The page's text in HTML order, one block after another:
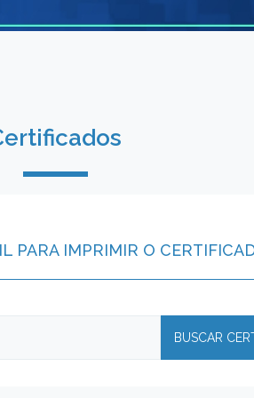
PARA IMPRIMIR O